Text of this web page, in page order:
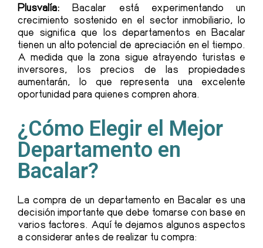
Plusvalía: Bacalar está experimentando un
crecimiento sostenido en el sector inmobiliario, lo
que significa que los departamentos en Bacalar
tienen un alto potencial de apreciación en el tiempo.
A medida que la zona sigue atrayendo turistas e
inversores, los precios de las propiedades
aumentarán, lo que representa una excelente
oportunidad para quienes compren ahora.
¿Cómo Elegir el Mejor
Departamento en
Bacalar?
La compra de un departamento en Bacalar es una
decisión importante que debe tomarse con base en
varios factores. Aquí te dejamos algunos aspectos
a considerar antes de realizar tu compra: